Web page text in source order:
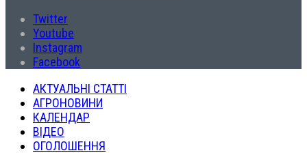
Twitter
Youtube
Instagram
Facebook
АКТУАЛЬНІ СТАТТІ
АГРОНОВИНИ
КАЛЕНДАР
ВІДЕО
ОГОЛОШЕННЯ